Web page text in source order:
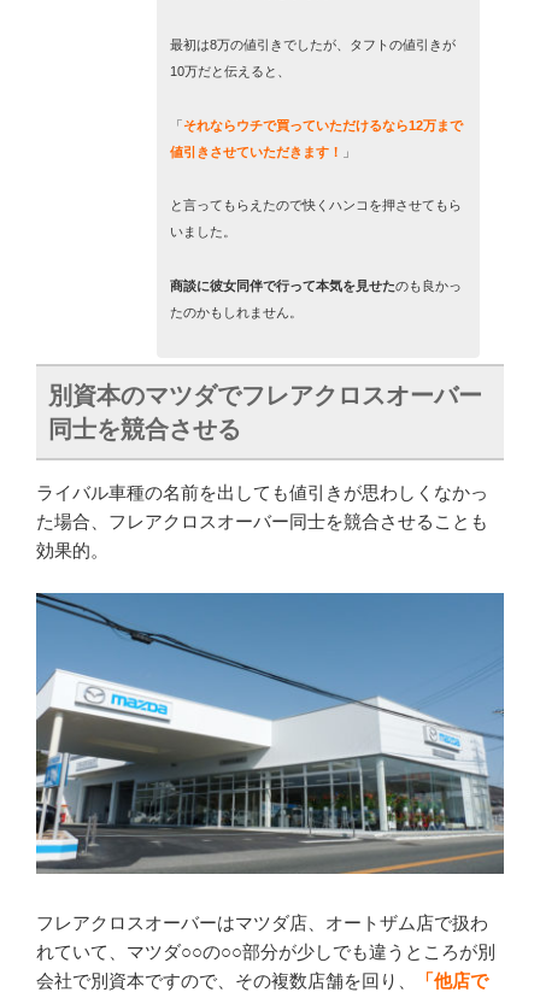
最初は8万の値引きでしたが、タフトの値引きが
10万だと伝えると、
「それならウチで買っていただけるなら12万まで
値引きさせていただきます！
」
と言ってもらえたので快くハンコを押させてもら
いました。
商談に彼女同伴で行って本気を見せたのも良かっ
たのかもしれません。
別資本のマツダでフレアクロスオーバー
同士を競合させる
ライバル車種の名前を出しても値引きが思わしくなかっ
た場合、フレアクロスオーバー同士を競合させることも
効果的。
フレアクロスオーバーはマツダ店、オートザム店で扱わ
れていて、マツダ○○の○○部分が少しでも違うところが別
会社で別資本ですので、その複数店舗を回り、
「他店で